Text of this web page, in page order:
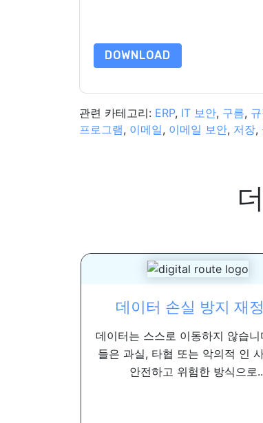
DOWNLOAD
관련 카테고리: ERP, IT 보안, 구름,
프로그램, 이메일, 이메일 보안, 저장,
데이터 손실 방지 재
데이터는 스스로 이동하지 않습
들은 과실, 타협 또는 악의적 인
안전하고 위험한 방식으로